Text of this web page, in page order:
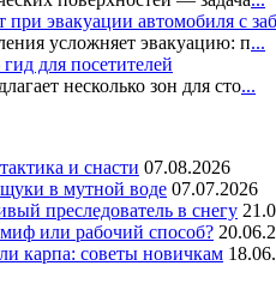
эвакуации автомобиля с
усложняет эвакуацию: п...
для посетителей
несколько зон для сто...
и снасти 07.08.2026
в мутной воде 07.07.2026
преследователь в снегу
или рабочий способ?
карпа: советы новичкам